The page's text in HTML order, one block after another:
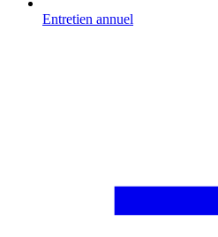
Entretien annuel